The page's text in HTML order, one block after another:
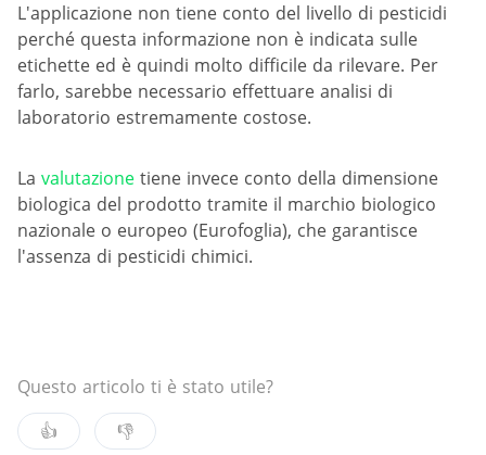
L'applicazione non tiene conto del livello di pesticidi
perché questa informazione non è indicata sulle
etichette ed è quindi molto difficile da rilevare. Per
farlo, sarebbe necessario effettuare analisi di
laboratorio estremamente costose.
La valutazione tiene invece conto della dimensione
biologica del prodotto tramite il marchio biologico
nazionale o europeo (Eurofoglia), che garantisce
l'assenza di pesticidi chimici.
Questo articolo ti è stato utile?
👍
👎